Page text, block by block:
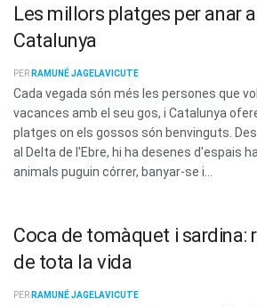
Les millors platges per anar
Catalunya
PER RAMUNÉ JAGELAVICUTE
Cada vegada són més les persones que
vacances amb el seu gos, i Catalunya
platges on els gossos són benvinguts.
al Delta de l'Ebre, hi ha desenes d'espais
animals puguin córrer, banyar-se i...
Coca de tomàquet i sardina:
de tota la vida
PER RAMUNÉ JAGELAVICUTE